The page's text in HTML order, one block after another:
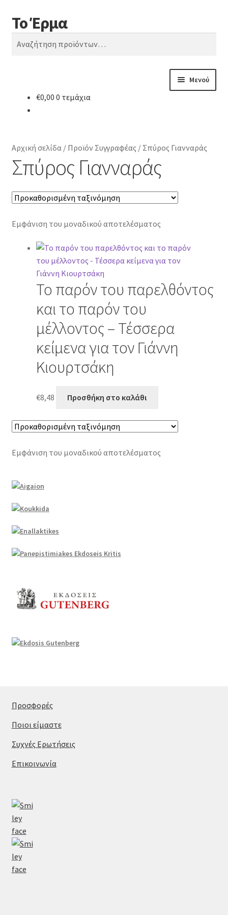
Απευθείας
μετάβαση
στην
Μετάβαση
σε
περιεχόμενο
Το Έρμα
Αναζήτηση
Αναζήτηση
Μενού
Κατηγορίες Βιβλίων
€0,00 0 τεμάχια
Αρχική σελίδα/ Προϊόν Συγγραφέας / Σπύρος Γιανναράς
Σπύρος Γιανναράς
Εμφάνιση του μοναδικού αποτελέσματος
Το παρόν του παρελθόντος
και το παρόν του
μέλλοντος – Τέσσερα
κείμενα για τον Γιάννη
Κιουρτσάκη
€8,48 Προσθήκη στο καλάθι
Εμφάνιση του μοναδικού αποτελέσματος
Προσφορές
Ποιοι είμαστε
Συχνές Ερωτήσεις
Επικοινωνία